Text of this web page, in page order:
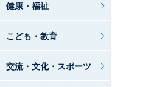
健康・福祉
こども・教育
交流・文化・スポーツ